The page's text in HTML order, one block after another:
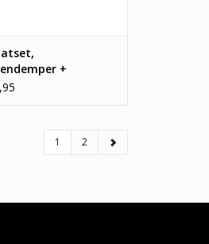
+
Peugeot 307
1 2